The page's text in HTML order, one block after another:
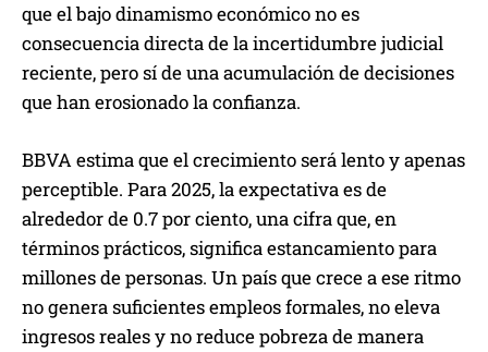
que el bajo dinamismo económico no es
consecuencia directa de la incertidumbre judicial
reciente, pero sí de una acumulación de decisiones
que han erosionado la confianza.
BBVA estima que el crecimiento será lento y apenas
perceptible. Para 2025, la expectativa es de
alrededor de 0.7 por ciento, una cifra que, en
términos prácticos, significa estancamiento para
millones de personas. Un país que crece a ese ritmo
no genera suficientes empleos formales, no eleva
ingresos reales y no reduce pobreza de manera